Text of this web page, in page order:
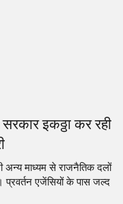
इकठ्ठा कर रही
माध्यम से राजनैतिक दलों
प्रवर्तन एजेंसियों के पास जल्द